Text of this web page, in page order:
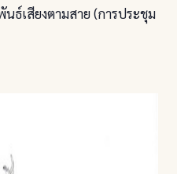
ธ์เสียงตามสาย (การประชุม